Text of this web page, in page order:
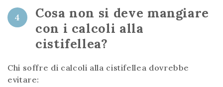
4
Cosa non si deve mangiare
con i calcoli alla
cistifellea?
Chi soffre di calcoli alla cistifellea dovrebbe
evitare: